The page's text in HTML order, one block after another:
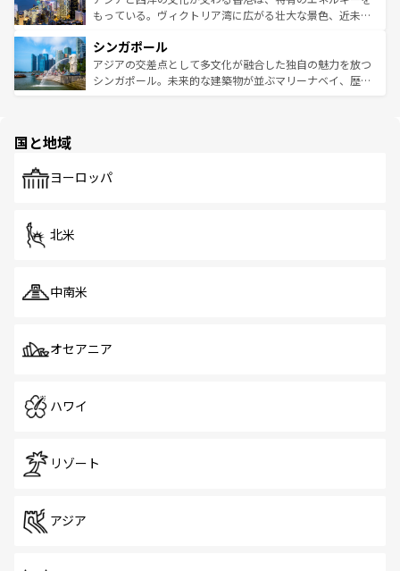
が旅行者を迎えてくれるので、きっと忘れられない旅にな
参照してほしい。
いビーチでリゾート気分を楽しむことができる。タイ料理
激する。気候は一年中温暖で、どの季節にも異なる楽しみ
が待っている。親しみやすいタイの人々、仏教を中心とし
た文化、そして多様な観光資源が、訪れる旅人を魅了し続
もっている。ヴィクトリア湾に広がる壮大な景色、近未来
み、どこを訪れても感動するはず。観光スポットが密集し
ており、効率よく見どころを回れるのも魅力。息をのむよ
うな絶景から文化的な体験まで、香港を存分に楽しみ尽く
シンガポール
アジアの交差点として多文化が融合した独自の魅力を放つ
シンガポール。未来的な建築物が並ぶマリーナベイ、歴史
で、ホーカーズは地元の風情を楽しめる外せないスポット
国と地域
ヨーロッパ
北米
中南米
オセアニア
ハワイ
リゾート
アジア